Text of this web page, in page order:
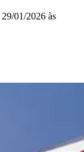
29/01/2026 às